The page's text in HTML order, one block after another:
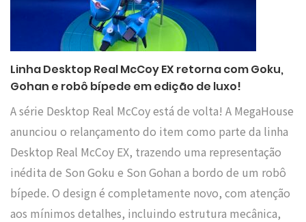
Linha Desktop Real McCoy EX retorna com Goku,
Gohan e robô bípede em edição de luxo!
A série Desktop Real McCoy está de volta! A MegaHouse
anunciou o relançamento do item como parte da linha
Desktop Real McCoy EX, trazendo uma representação
inédita de Son Goku e Son Gohan a bordo de um robô
bípede. O design é completamente novo, com atenção
aos mínimos detalhes, incluindo estrutura mecânica,